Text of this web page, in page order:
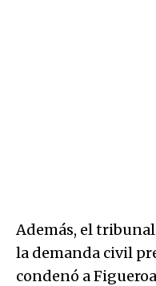
Además, el
la demanda civil
condenó a